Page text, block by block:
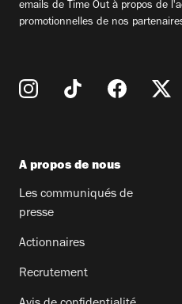
emails de Time Out à propos de
promotionnelles de nos
A propos de nous
Les communiqués de
presse
Actionnaires
Recrutement